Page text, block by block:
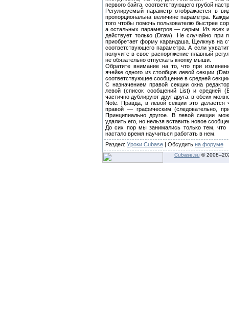
первого байта, соответствующего грубой
Регулируемый параметр отображается в
пропорциональна величине параметра.
того чтобы помочь пользователю быстрее
а остальных параметров — серым. Из всех
действует только (Draw). He случайно
приобретает форму карандаша. Щелкнув на
соответствующего параметра. А если
получите в свое распоряжение плавный
не обязательно отпускать кнопку мыши.
Обратите внимание на то, что при
ячейке одного из столбцов левой секции
соответствующее сообщение в средней
С назначением правой секции окна
левой (список сообщений List) и средней
частично дублируют друг друга: в обеих
Note. Правда, в левой секции это
правой — графическим (следовательно,
Принципиально другое. В левой секции
удалить его, но нельзя вставить новое
До сих пор мы занимались только тем, что
настало время научиться работать в нем.
Раздел: Уроки Cubase | Обсудить на форуме
Cubase.su © 2008–